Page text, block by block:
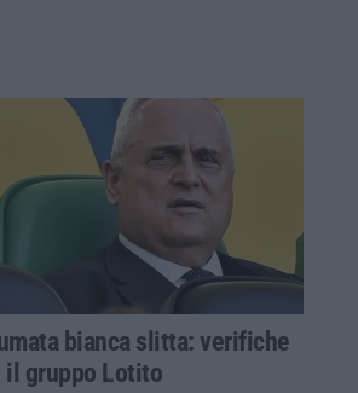
bianca slitta: verifiche
il gruppo Lotito